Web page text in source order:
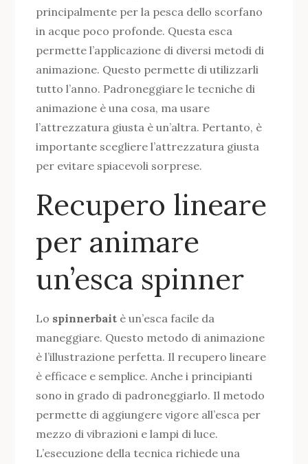
principalmente per la pesca dello scorfano
in acque poco profonde. Questa esca
permette l’applicazione di diversi metodi di
animazione. Questo permette di utilizzarli
tutto l’anno. Padroneggiare le tecniche di
animazione è una cosa, ma usare
l’attrezzatura giusta è un’altra. Pertanto, è
importante scegliere l’attrezzatura giusta
per evitare spiacevoli sorprese.
Recupero lineare
per animare
un’esca spinner
Lo spinnerbait è un’esca facile da
maneggiare. Questo metodo di animazione
è l’illustrazione perfetta. Il recupero lineare
è efficace e semplice. Anche i principianti
sono in grado di padroneggiarlo. Il metodo
permette di aggiungere vigore all’esca per
mezzo di vibrazioni e lampi di luce.
L’esecuzione della tecnica richiede una